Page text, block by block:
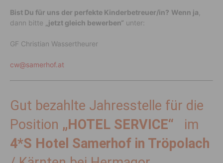
Bist Du für uns der perfekte Kinderbetreuer/in? Wenn ja
dann bitte
„jetzt gleich bewerben“ unter:
GF Christian Wassertheurer
cw@samerhof.at
Gut bezahlte Jahresstelle für die
Position „HOTEL SERVICE“
im
4*S Hotel Samerhof in Tröpolach